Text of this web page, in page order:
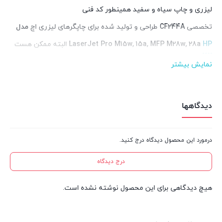
لیزری و چاپ سیاه و سفید همینطور کد فنی
تخصصی CF244A طراحی و تولید شده برای چاپگرهای لیزری اچ مدل
HP
البته ممکن هست
نصب اول عرضه می‌گردد.
نمایش بیشتر
دیدگاهها
درمورد این محصول دیدگاه درج کنید.
درج دیدگاه
هیچ دیدگاهی برای این محصول نوشته نشده است.